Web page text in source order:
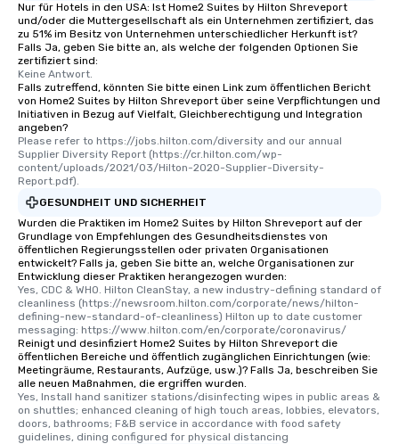
Nur für Hotels in den USA: Ist Home2 Suites by Hilton Shreveport
und/oder die Muttergesellschaft als ein Unternehmen zertifiziert, das
zu 51% im Besitz von Unternehmen unterschiedlicher Herkunft ist?
Falls Ja, geben Sie bitte an, als welche der folgenden Optionen Sie
zertifiziert sind:
Keine Antwort.
Falls zutreffend, könnten Sie bitte einen Link zum öffentlichen Bericht
von Home2 Suites by Hilton Shreveport über seine Verpflichtungen und
Initiativen in Bezug auf Vielfalt, Gleichberechtigung und Integration
angeben?
Please refer to https://jobs.hilton.com/diversity and our annual
Supplier Diversity Report (https://cr.hilton.com/wp-
content/uploads/2021/03/Hilton-2020-Supplier-Diversity-
Report.pdf).
GESUNDHEIT UND SICHERHEIT
Wurden die Praktiken im Home2 Suites by Hilton Shreveport auf der
Grundlage von Empfehlungen des Gesundheitsdienstes von
öffentlichen Regierungsstellen oder privaten Organisationen
entwickelt? Falls ja, geben Sie bitte an, welche Organisationen zur
Entwicklung dieser Praktiken herangezogen wurden:
Yes, CDC & WHO. Hilton CleanStay, a new industry-defining standard of
cleanliness (https://newsroom.hilton.com/corporate/news/hilton-
defining-new-standard-of-cleanliness) Hilton up to date customer
messaging: https://www.hilton.com/en/corporate/coronavirus/
Reinigt und desinfiziert Home2 Suites by Hilton Shreveport die
öffentlichen Bereiche und öffentlich zugänglichen Einrichtungen (wie:
Meetingräume, Restaurants, Aufzüge, usw.)? Falls Ja, beschreiben Sie
alle neuen Maßnahmen, die ergriffen wurden.
Yes, Install hand sanitizer stations/disinfecting wipes in public areas &
on shuttles; enhanced cleaning of high touch areas, lobbies, elevators,
doors, bathrooms; F&B service in accordance with food safety
guidelines, dining configured for physical distancing